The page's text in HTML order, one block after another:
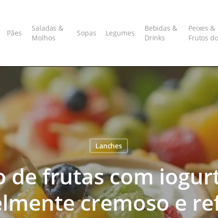
Pães
Saladas &
Molhos
Sopas Legumes
Bebidas &
Drinks
Peixes &
Frutos
Lanches
de frutas com
cremoso e